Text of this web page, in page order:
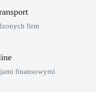
firm
finansowymi